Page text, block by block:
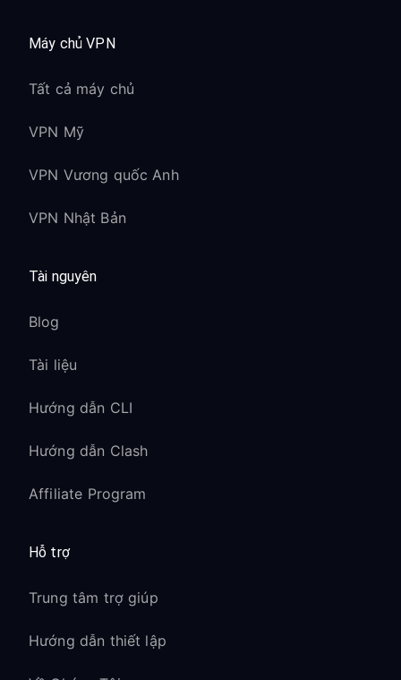
Máy chủ VPN
Tất cả máy chủ
VPN Mỹ
VPN Vương quốc Anh
VPN Nhật Bản
Tài nguyên
Blog
Tài liệu
Hướng dẫn CLI
Hướng dẫn Clash
Affiliate Program
Hỗ trợ
Trung tâm trợ giúp
Hướng dẫn thiết lập